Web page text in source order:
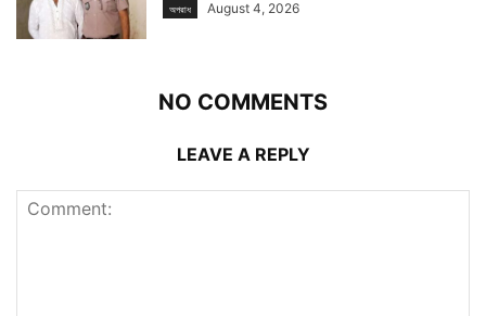
অপরাধ August 4, 2026
NO COMMENTS
LEAVE A REPLY